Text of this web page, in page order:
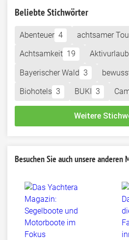
Beliebte Stichwörter
Abenteuer 4 achtsamer
Achtsamkeit 19 Aktivurlaub
Bayerischer Wald 3
Biohotels 3 BUKI 3
Weitere
Besuchen Sie auch unsere anderen